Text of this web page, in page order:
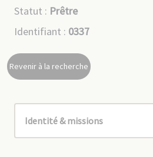
Statut : Prêtre
Identifiant : 0337
Revenir à la recherche